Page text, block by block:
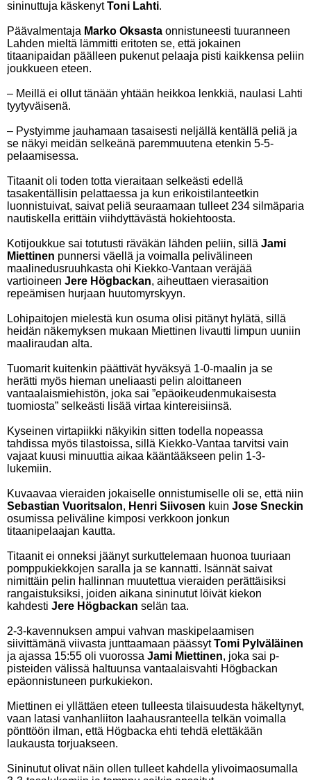
sininuttuja käskenytToni Lahti.
Päävalmentaja Marko Oksasta onnistuneesti tuuranneen
Lahden mieltä lämmitti eritoten se, että jokainen
titaanipaidan päälleen pukenut pelaaja pisti kaikkensa peliin
joukkueen eteen.
– Meillä ei ollut tänään yhtään heikkoa lenkkiä, naulasi Lahti
tyytyväisenä.
– Pystyimme jauhamaan tasaisesti neljällä kentällä peliä ja
se näkyi meidän selkeänä paremmuutena etenkin 5-5-
pelaamisessa.
Titaanit oli toden totta vieraitaan selkeästi edellä
tasakentällisin pelattaessa ja kun erikoistilanteetkin
luonnistuivat, saivat peliä seuraamaan tulleet 234 silmäparia
nautiskella erittäin viihdyttävästä hokiehtoosta.
Kotijoukkue sai totutusti räväkän lähden peliin, sillä Jami
Miettinen punnersi väellä ja voimalla pelivälineen
maalinedusruuhkasta ohi Kiekko-Vantaan veräjää
vartioineen Jere Högbackan, aiheuttaen vierasaition
repeämisen hurjaan huutomyrskyyn.
Lohipaitojen mielestä kun osuma olisi pitänyt hylätä, sillä
heidän näkemyksen mukaan Miettinen livautti limpun uuniin
maaliraudan alta.
Tuomarit kuitenkin päättivät hyväksyä 1-0-maalin ja se
herätti myös hieman uneliaasti pelin aloittaneen
vantaalaismiehistön, joka sai ”epäoikeudenmukaisesta
tuomiosta” selkeästi lisää virtaa kintereisiinsä.
Kyseinen virtapiikki näkyikin sitten todella nopeassa
tahdissa myös tilastoissa, sillä Kiekko-Vantaa tarvitsi vain
vajaat kuusi minuuttia aikaa kääntääkseen pelin 1-3-
lukemiin.
Kuvaavaa vieraiden jokaiselle onnistumiselle oli se, että niin
Sebastian Vuoritsalon, Henri Siivosen kuin Jose Sneckin
osumissa peliväline kimposi verkkoon jonkun
titaanipelaajan kautta.
Titaanit ei onneksi jäänyt surkuttelemaan huonoa tuuriaan
pomppukiekkojen saralla ja se kannatti. Isännät saivat
nimittäin pelin hallinnan muutettua vieraiden perättäisiksi
rangaistuksiksi, joiden aikana sininutut löivät kiekon
kahdesti Jere Högbackan selän taa.
2-3-kavennuksen ampui vahvan maskipelaamisen
siivittämänä viivasta junttaamaan päässytTomi Pylväläinen
ja ajassa 15:55 oli vuorossa Jami Miettinen, joka sai p-
pisteiden välissä haltuunsa vantaalaisvahti Högbackan
epäonnistuneen purkukiekon.
Miettinen ei yllättäen eteen tulleesta tilaisuudesta häkeltynyt,
vaan latasi vanhanliiton laahausranteella telkän voimalla
pönttöön ilman, että Högbacka ehti tehdä elettäkään
laukausta torjuakseen.
Sininutut olivat näin ollen tulleet kahdella ylivoimaosumalla